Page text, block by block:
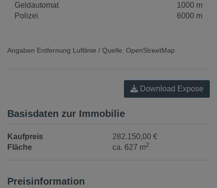
Geldautomat
1000 m
Polizei
6000 m
Angaben Entfernung Luftlinie / Quelle: OpenStreetMap
Download Expose
Basisdaten zur Immobilie
Kaufpreis
282.150,00 €
Fläche
ca. 627 m2
Preisinformation